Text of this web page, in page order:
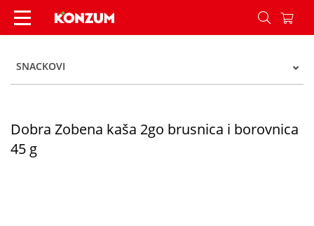
Dobra Zobena kaša 2go brusnica i borovnica 45
SNACKOVI
Dobra Zobena kaša 2go brusnica i borovnica
45 g